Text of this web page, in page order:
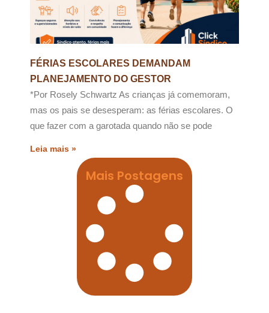
FÉRIAS ESCOLARES DEMANDAM
PLANEJAMENTO DO GESTOR
*Por Rosely Schwartz As crianças já comemoram,
mas os pais se desesperam: as férias escolares. O
que fazer com a garotada quando não se pode
Leia mais »
Mais Postagens